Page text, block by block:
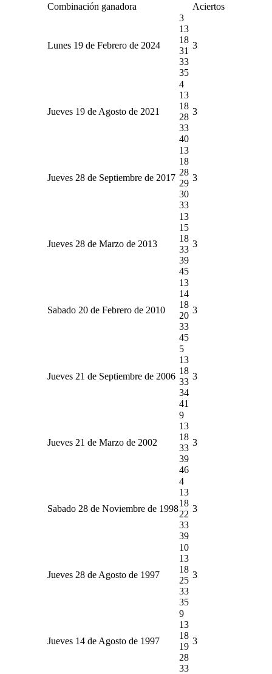
Combinación ganadora Aciertos
Lunes 19 de Febrero de 2024
3
13
18
31
33
35
3
Jueves 19 de Agosto de 2021
4
13
18
28
33
40
3
Jueves 28 de Septiembre de 2017
13
18
28
29
30
33
3
Jueves 28 de Marzo de 2013
13
15
18
33
39
45
3
Sabado 20 de Febrero de 2010
13
14
18
20
33
45
3
Jueves 21 de Septiembre de 2006
5
13
18
33
34
41
3
Jueves 21 de Marzo de 2002
9
13
18
33
39
46
3
Sabado 28 de Noviembre de 1998
4
13
18
22
33
39
3
Jueves 28 de Agosto de 1997
10
13
18
25
33
35
3
Jueves 14 de Agosto de 1997
9
13
18
19
28
33
3